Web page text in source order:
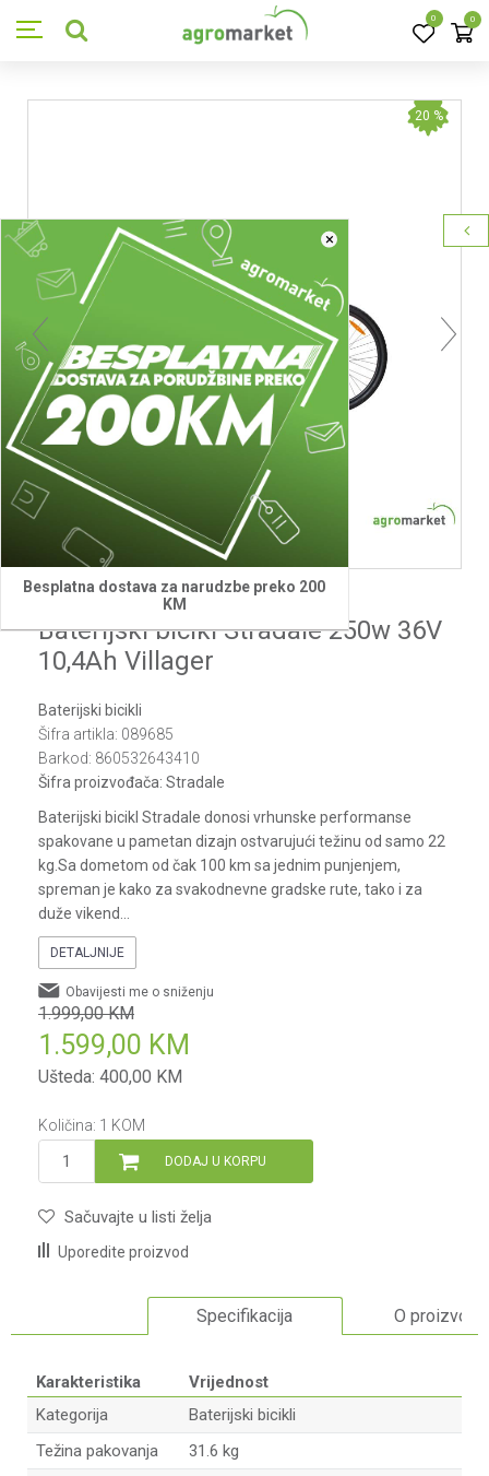
0 0
×
Besplatna dostava za narudzbe preko 200
KM
1 2 4 5
20 %
Villager
Baterijski bicikl Stradale 250w 36V
10,4Ah Villager
Baterijski bicikli
Šifra artikla: 089685
Barkod: 860532643410
Šifra proizvođača: Stradale
Baterijski bicikl Stradale donosi vrhunske performanse
spakovane u pametan dizajn ostvarujući težinu od samo 22
kg.Sa dometom od čak 100 km sa jednim punjenjem,
spreman je kako za svakodnevne gradske rute, tako i za
duže vikend
DETALJNIJE
1.999,00 KM
1.599,00 KM
Ušteda: 400,00 KM
Obavijesti me o sniženju
Količina: 1 KOM
DODAJ U KORPU
Sačuvajte u listi želja
Uporedite proizvod
Specifikacija O proizvodu
Karakteristika
Vrijednost
Kategorija
Baterijski bicikli
Težina pakovanja
31.6 kg